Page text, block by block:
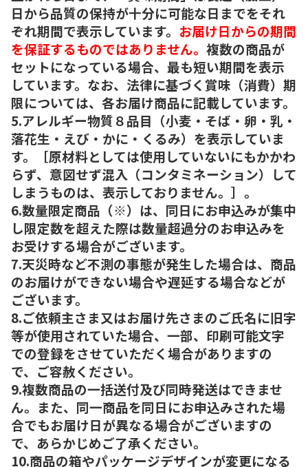
日から品質の保持が十分に可能な日までをそれ
ぞれ期間で表示しています。 お届け日からの期間
を保証するものではありません。 複数の商品が
セットになっている場合、最も短い期間を表示
しています。なお、法律に基づく賞味（消費）期
限については、各お届け商品に記載しています。
5.アレルギー物質８品目（小麦・そば・卵・乳・
落花生・えび・かに・くるみ）を表示していま
す。［原材料としては使用していないにもかかわ
らず、意図せず混入（コンタミネーション）して
しまうものは、表示しておりません。］。
6.数量限定商品（※）は、同日にお申込みが集中
し限定数を超えた際は数量超過分のお申込みを
お受けする場合がございます。
7.天災時など不測の事態が発生した場合は、商品
のお届けができない場合や遅延する場合などが
ございます。
8.ご依頼主さま又はお届け先さまのご氏名に旧字
等が使用されていた場合、一部、印刷可能文字
での登録をさせていただく場合がありますの
で、ご容赦ください。
9.複数商品の一括送付及び同時発送はできませ
ん。また、同一商品を同日にお申込みされた場
合でもお届け日が異なる場合がございますの
で、あらかじめご了承ください。
10.商品の箱やパッケージデザインが変更になる